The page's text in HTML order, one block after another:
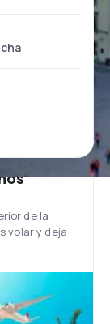
de la
volar y deja